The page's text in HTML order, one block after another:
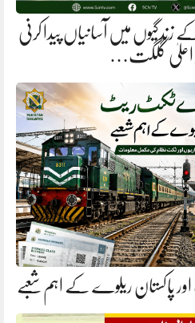
میں آسانیاں پیدا کرنی
اعلیٰ گلگت…
پاکستان ریلوے کے اہم شعبے